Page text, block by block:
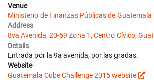
Venue
Ministerio de Finanzas Públicas de Guatemala
Address
8va Avenida, 20-59 Zona 1, Centro Cívico,
Details
Entrada por la 9a avenida, por las gradas.
Website
Guatemala Cube Challenge 2015 website